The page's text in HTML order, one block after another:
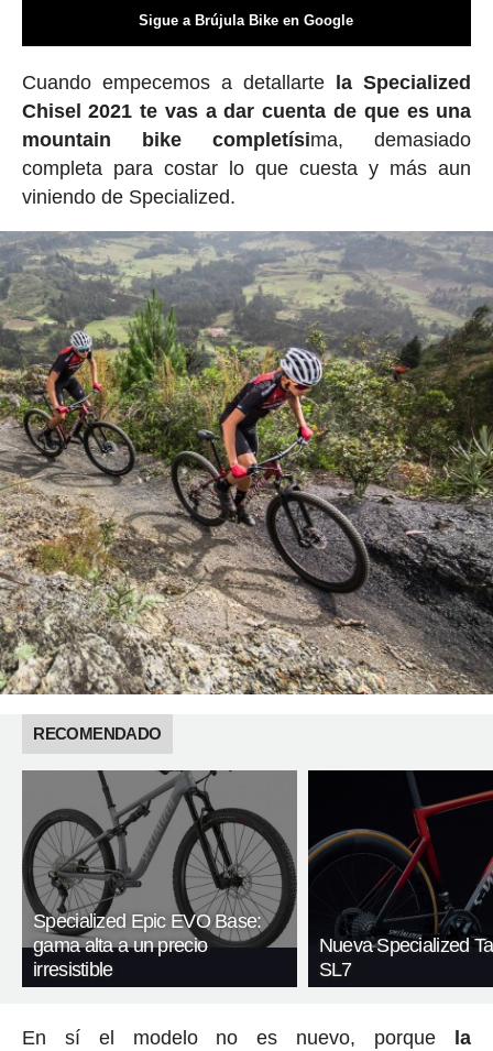
Sigue a Brújula Bike en Google
Cuando empecemos a detallarte la Specialized
Chisel 2021 te vas a dar cuenta de que es una
mountain bike completísima, demasiado
completa para costar lo que cuesta y más aun
viniendo de Specialized.
RECOMENDADO
Specialized Epic EVO Base:
gama alta a un precio
irresistible
Nueva Specialized
SL7
En sí el modelo no es nuevo, porque
la